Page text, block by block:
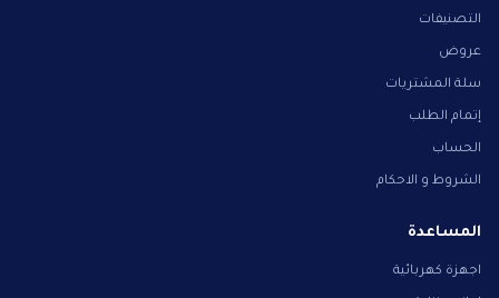
التصنيفات
عروض
سلة المشتريات
إتمام الطلب
الحساب
الشروط و الاحكام
المساعدة
اجهزة كهربائية